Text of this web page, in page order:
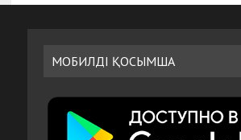
МОБИЛДІ ҚОСЫМША